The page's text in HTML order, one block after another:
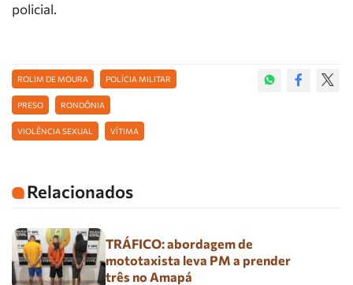
policial.
ROLIM DE MOURA POLÍCIA MILITAR
PRESO RONDÔNIA
VIOLÊNCIA SEXUAL VÍTIMA
Relacionados
TRÁFICO: abordagem de
mototaxista leva PM a prender
três no Amapá